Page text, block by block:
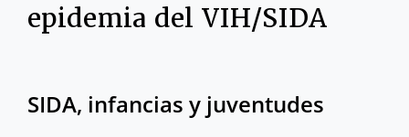
epidemia del VIH/SIDA
SIDA, infancias y juventudes